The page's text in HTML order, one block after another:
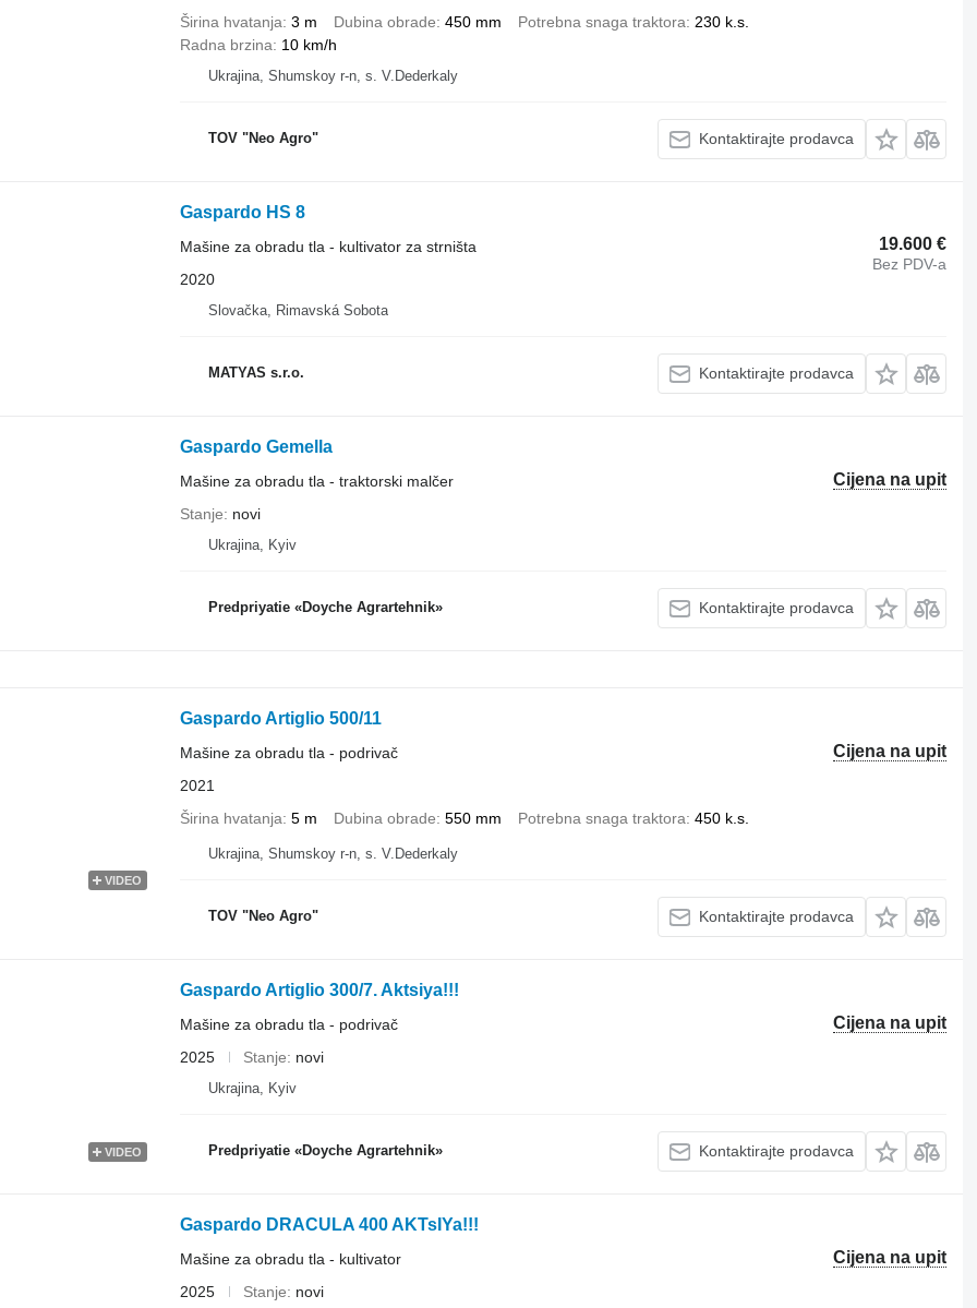
Širina hvatanja 3 m Dubina obrade 450 mm Potrebna snaga traktora
230 k.s.
Radna brzina
10 km/h
Ukrajina, Shumskoy r-n, s. V.Dederkaly
TOV "Neo Agro" Kontaktirajte prodavca
Gaspardo HS 8
19.600 €
Bez PDV-a
Mašine za obradu tla - kultivator za strništa
2020
Slovačka, Rimavská Sobota
MATYAS s.r.o. Kontaktirajte prodavca
Gaspardo Gemella
Cijena na upit
Mašine za obradu tla - traktorski malčer
Stanje
novi
Ukrajina, Kyiv
Predpriyatie «Doyche Agrartehnik» Kontaktirajte prodavca
VIDEO
Gaspardo Artiglio 500/11
Cijena na upit
Mašine za obradu tla - podrivač
2021
Širina hvatanja 5 m Dubina obrade 550 mm Potrebna snaga traktora 450 k.s.
Ukrajina, Shumskoy r-n, s. V.Dederkaly
TOV "Neo Agro" Kontaktirajte prodavca
VIDEO
Gaspardo Artiglio 300/7. Aktsiya!!!
Cijena na upit
Mašine za obradu tla - podrivač
2025
Stanje novi
Ukrajina, Kyiv
Predpriyatie «Doyche Agrartehnik» Kontaktirajte prodavca
Gaspardo DRACULA 400 AKTsIYa!!!
Cijena na upit
Mašine za obradu tla - kultivator
2025
Stanje novi